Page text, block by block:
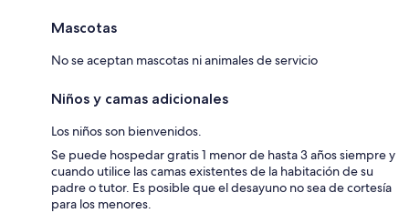
Mascotas
No se aceptan mascotas ni animales de servicio
Niños y camas adicionales
Los niños son bienvenidos.
Se puede hospedar gratis 1 menor de hasta 3 años siempre y
cuando utilice las camas existentes de la habitación de su
padre o tutor. Es posible que el desayuno no sea de cortesía
para los menores.